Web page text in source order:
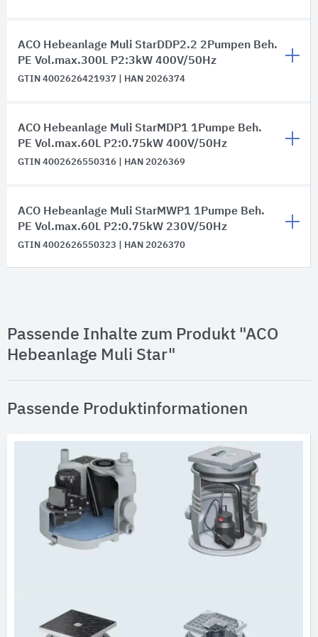
ACO Hebeanlage Muli StarDDP2.2 2Pumpen Beh.
PE Vol.max.300L P2:3kW 400V/50Hz
GTIN 4002626421937 | HAN 2026374
ACO Hebeanlage Muli StarMDP1 1Pumpe Beh.
PE Vol.max.60L P2:0.75kW 400V/50Hz
GTIN 4002626550316 | HAN 2026369
ACO Hebeanlage Muli StarMWP1 1Pumpe Beh.
PE Vol.max.60L P2:0.75kW 230V/50Hz
GTIN 4002626550323 | HAN 2026370
Passende Inhalte zum Produkt "ACO
Hebeanlage Muli Star"
Passende Produktinformationen